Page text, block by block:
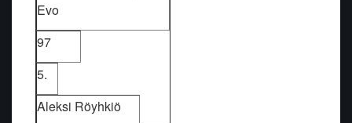
Evo
97
5.
Aleksi Röyhkiö